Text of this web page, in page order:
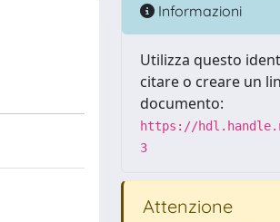
Informazioni
Utilizza questo
citare o creare un
documento:
https://
3
Attenzione